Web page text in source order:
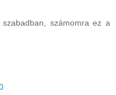
számomra ez a